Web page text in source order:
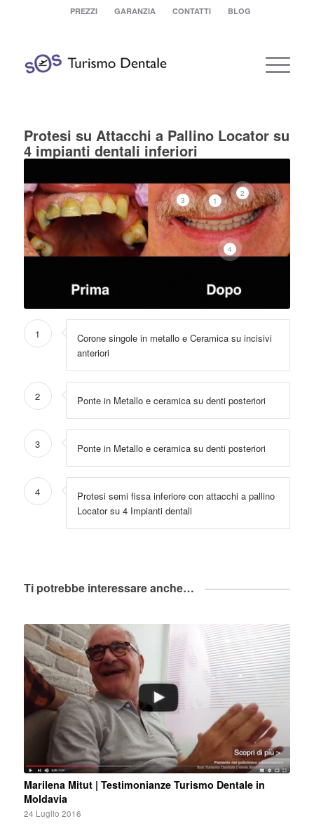
PREZZI GARANZIA CONTATTI BLOG
Protesi su Attacchi a Pallino Locator su
4 impianti dentali inferiori
1
2
3
4
1
Corone singole in metallo e Ceramica su incisivi
anteriori
2 Ponte in Metallo e ceramica su denti posteriori
3 Ponte in Metallo e ceramica su denti posteriori
4
Protesi semi fissa inferiore con attacchi a pallino
Locator su 4 Impianti dentali
Ti potrebbe interessare anche…
Marilena Mitut | Testimonianze Turismo Dentale in
Moldavia
24 Luglio 2016